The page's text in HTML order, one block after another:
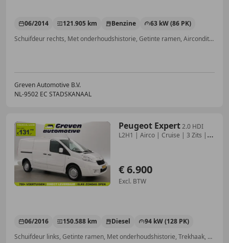
06/2014 121.905 km Benzine
63 kW (86 PK)
Schuifdeur rechts, Met onderhoudshistorie, Getinte ramen, Airconditioning, Trekhaak, Cruise control, Radio, Elektrisch verstelbare buitenspiegels
Greven Automotive B.V.
NL-9502 EC STADSKANAAL
Peugeot Expert2.0 HDI
L2H1 | Airco | Cruise | 3 Zits |
€ 6.900
Excl. BTW
06/2016 150.588 km Diesel
94 kW (128 PK)
Schuifdeur links, Getinte ramen, Met onderhoudshistorie, Trekhaak, Airconditioning, Cruise control, Elektrische ramen, Airbag passagier